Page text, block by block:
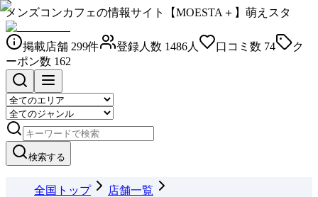
メンズコンカフェの情報サイト【MOESTA＋】萌えスタ
掲載店舗 299件 登録人数 1486人 口コミ数 74
ク
ーポン数 162
検索する
全国トップ 店舗一覧